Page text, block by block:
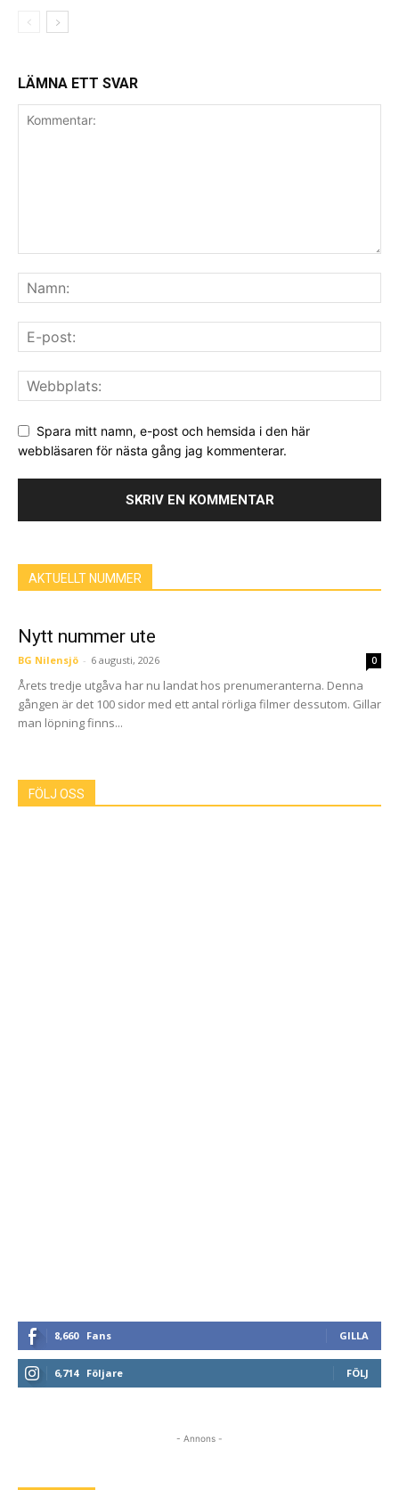
LÄMNA ETT SVAR
Spara mitt namn, e-post och hemsida i den här
webbläsaren för nästa gång jag kommenterar.
AKTUELLT NUMMER
Nytt nummer ute
BG Nilensjö - 6 augusti, 2026 0
Årets tredje utgåva har nu landat hos prenumeranterna. Denna
gången är det 100 sidor med ett antal rörliga filmer dessutom. Gillar
man löpning finns...
FÖLJ OSS
8,660 Fans GILLA
6,714 Följare FÖLJ
- Annons -